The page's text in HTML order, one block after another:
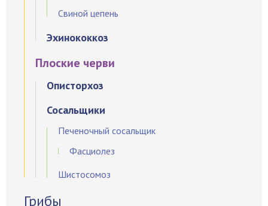
Свиной цепень
Эхинококкоз
Плоские черви
Описторхоз
Сосальщики
Печеночный сосальщик
Фасциолез
Шистосомоз
Грибы